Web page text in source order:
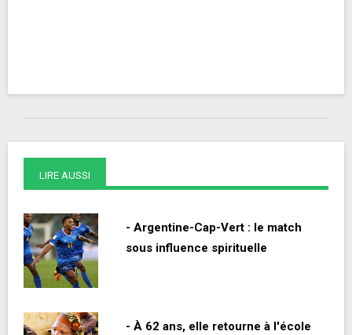
LIRE AUSSI
- Argentine-Cap-Vert : le match
sous influence spirituelle
- À 62 ans, elle retourne à l'école